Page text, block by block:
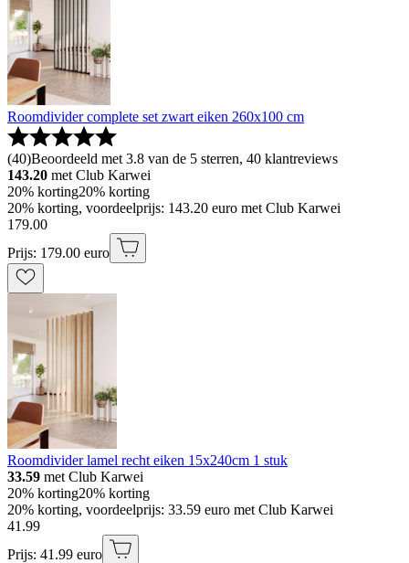
Roomdivider complete set zwart eiken 260x100 cm
(40)Beoordeeld met 3.8 van de 5 sterren, 40 klantreviews
143.20 met Club Karwei
20% korting20% korting
20% korting, voordeelprijs: 143.20 euro met Club Karwei
179.00
Prijs: 179.00 euro
Roomdivider lamel recht eiken 15x240cm 1 stuk
33.59 met Club Karwei
20% korting20% korting
20% korting, voordeelprijs: 33.59 euro met Club Karwei
41 .99
Prijs: 41.99 euro